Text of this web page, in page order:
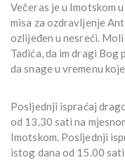
Večeras je u Imotskom
misa za ozdravljenje
ozlijeđen u nesreći.
Tadića, da im dragi
da snage u vremenu
Posljednji ispraćaj
od 13.30 sati na
Imotskom. Posljednji
istog dana od 15.00